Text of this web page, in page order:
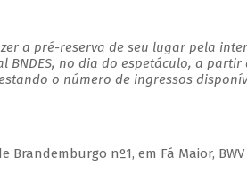
a pré-reserva de seu lugar pela
BNDES, no dia do espetáculo, a
o número de ingressos
Brandemburgo nº1, em Fá Maior, BWV